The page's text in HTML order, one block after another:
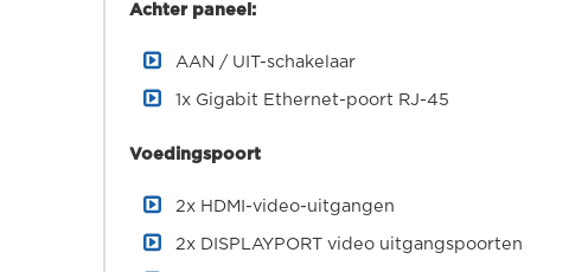
Achter paneel:
AAN / UIT-schakelaar
1x Gigabit Ethernet-poort RJ-45
Voedingspoort
2x HDMI-video-uitgangen
2x DISPLAYPORT video uitgangspoorten